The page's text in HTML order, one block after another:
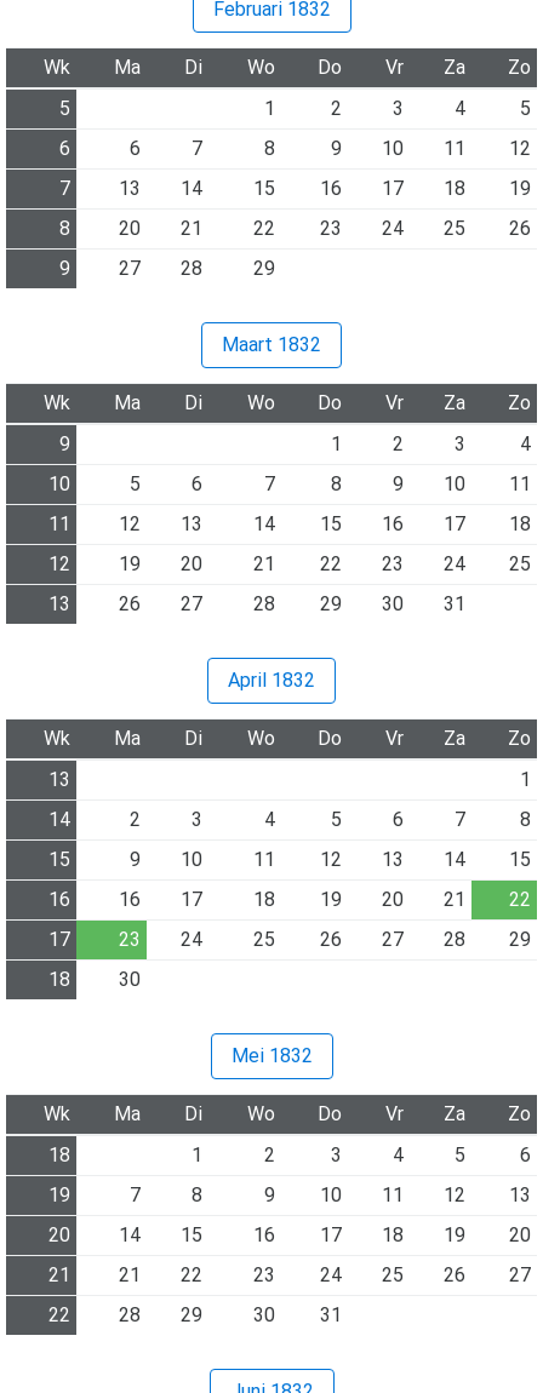
Februari 1832
Wk Ma Di Wo Do Vr Za
Zo
5
1 2 3 4
5
6
6 7 8 9 10 11
12
7
13 14 15 16 17 18
19
8
20 21 22 23 24 25
26
9
27 28 29
Maart 1832
Wk Ma Di Wo Do Vr Za
Zo
9
1 2 3
4
10
5 6 7 8 9 10
11
11
12 13 14 15 16 17
18
12
19 20 21 22 23 24
25
13
26 27 28 29 30 31
April 1832
Wk Ma Di Wo Do Vr Za
Zo
13
1
14
2 3 4 5 6 7
8
15
9 10 11 12 13 14
15
16
16 17 18 19 20 21
22
17
23 24 25 26 27 28
29
18
30
Mei 1832
Wk Ma Di Wo Do Vr Za
Zo
18
1 2 3 4 5
6
19
7 8 9 10 11 12
13
20
14 15 16 17 18 19
20
21
21 22 23 24 25 26
27
22
28 29 30 31